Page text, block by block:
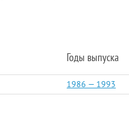
Годы выпуска
1986 — 1993